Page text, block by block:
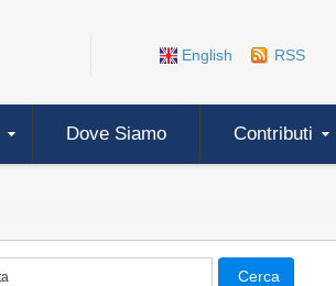
English RSS
Dove Siamo Contributi
Cerca